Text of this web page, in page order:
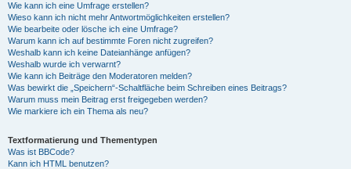
Wie kann ich eine Umfrage erstellen?
Wieso kann ich nicht mehr Antwortmöglichkeiten erstellen?
Wie bearbeite oder lösche ich eine Umfrage?
Warum kann ich auf bestimmte Foren nicht zugreifen?
Weshalb kann ich keine Dateianhänge anfügen?
Weshalb wurde ich verwarnt?
Wie kann ich Beiträge den Moderatoren melden?
Was bewirkt die „Speichern“-Schaltfläche beim Schreiben eines Beitrags?
Warum muss mein Beitrag erst freigegeben werden?
Wie markiere ich ein Thema als neu?
Textformatierung und Thementypen
Was ist BBCode?
Kann ich HTML benutzen?